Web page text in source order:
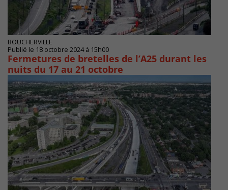
BOUCHERVILLE
Publié le 18 octobre 2024 à 15h00
Fermetures de bretelles de l’A25 durant les
nuits du 17 au 21 octobre